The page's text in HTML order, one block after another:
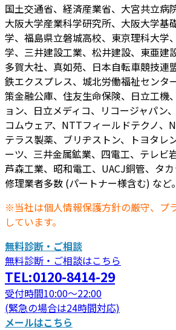
国土交通省、経済産業省、大宮共立病
大阪大学産業科学研究所、大阪大学基
学、福島県立磐城高校、東京理科大学
学、三井建設工業、松井建設、東亜建
多賀大社、真如苑、日本自転車競技連
鉄エクスプレス、城北労働福祉センタ
策金融公庫、住友生命保険、日立工機
ョン、日立メディコ、リコージャパン
コムウェア、NTTフィールドテクノ、
テラス製薬、ブリヂストン、トヨタレ
ーツ、三井金属鉱業、四電工、テレビ
芦森工業、昭和電工、UACJ銅管、タ
修理業者多数 (パートナー様含む) など。
※当社は個人情報保護方針の厳守、プ
しています。
無料診断・ご相談
無料診断・ご相談はこちら
TEL:0120-8414-29
受付時間10:00～22:00
(緊急の場合は24時間対応)
メールはこちら